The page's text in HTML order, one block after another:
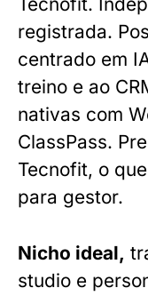
registrada.
centrado em
treino e ao
nativas com
ClassPass.
Tecnofit, o
para gestor.
Nicho ideal,
studio e